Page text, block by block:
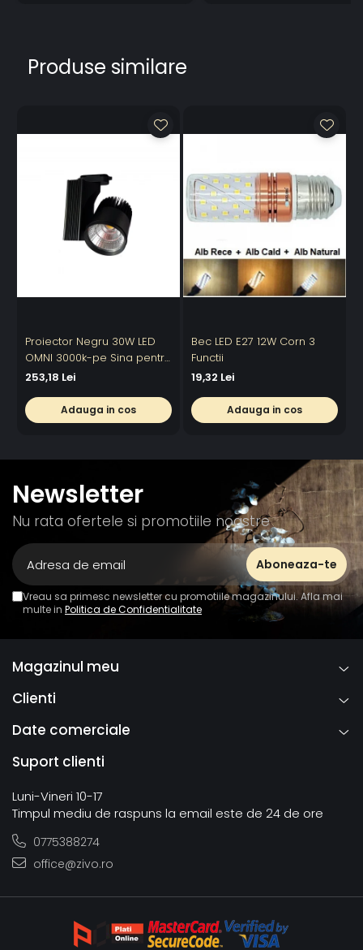
Produse similare
Proiector Negru 30W LED
OMNI 3000k-pe Sina pentru
Display Magazin
253,18 Lei
Adauga in cos
Bec LED E27 12W Corn 3
Functii
19,32 Lei
Adauga in cos
Newsletter
Nu rata ofertele si promotiile noastre
Vreau sa primesc newsletter cu promotiile magazinului. Afla mai
multe in Politica de Confidentialitate
Magazinul meu
Clienti
Date comerciale
Suport clienti
Luni-Vineri 10-17
Timpul mediu de raspuns la email este de 24 de ore
0775388274
office@zivo.ro